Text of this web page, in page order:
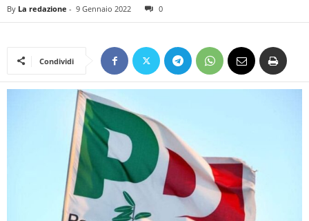
By La redazione - 9 Gennaio 2022 0
Condividi